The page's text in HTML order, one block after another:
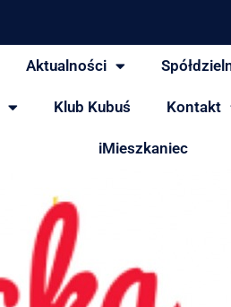
Aktualności
Klub Kubuś Kontakt
iMieszkaniec